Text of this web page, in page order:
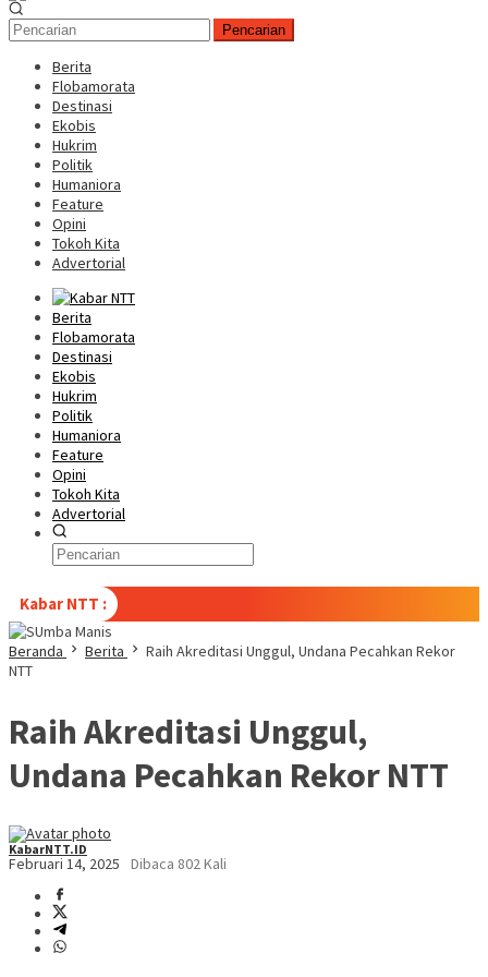
Pencarian
Berita
Flobamorata
Destinasi
Ekobis
Hukrim
Politik
Humaniora
Feature
Opini
Tokoh Kita
Advertorial
Berita
Flobamorata
Destinasi
Ekobis
Hukrim
Politik
Humaniora
Feature
Opini
Tokoh Kita
Advertorial
Kabar NTT :
Beranda Berita
Raih Akreditasi Unggul, Undana Pecahkan Rekor
NTT
Raih Akreditasi Unggul,
Undana Pecahkan Rekor NTT
KabarNTT.ID
Februari 14, 2025 Dibaca 802 Kali